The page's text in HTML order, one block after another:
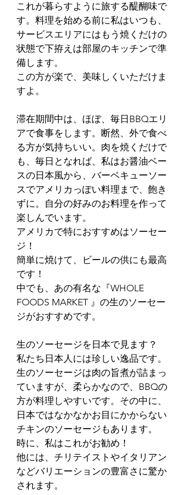
これが暮らすように旅する醍醐味で
す。料理を始める前に私はいつも、
サービスエリアにはもう焼くだけの
状態で下拵えは部屋のキッチンで準
備します。
この方が楽で、美味しくいただけま
すよ。
滞在期間中は、ほぼ、毎日BBQエリ
アで食事をします。断然、外で食べ
る方が気持ちいい。肉を焼くだけで
も、毎日となれば、私はお醤油ベー
スの日本風から、バーベキューソー
スでアメリカっぽい料理まで、飽き
ずに。自分の好みのお料理を作って
楽しんでいます。
アメリカで特におすすめはソーセー
ジ！
簡単に焼けて、ビールの供にも最高
です！
中でも、あの有名な『WHOLE
FOODS MARKET 』の生のソーセー
ジがおすすめです。
生のソーセージを日本で見ます？
私たち日本人には珍しい逸品です。
生のソーセージは肉の旨煮が詰まっ
ていますが、柔らかなので、BBQの
方が料理しやすいです。その中に、
日本ではなかなかお目にかからない
チキンのソーセージもあります。
時に、私はこれがお勧め！
他には、チリテイストやイタリアン
などバリエーションの豊富さに驚か
されます。